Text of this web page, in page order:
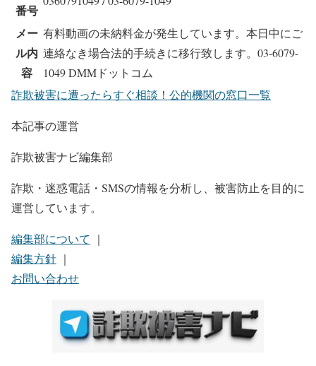
番号
メー
ル内
容
有料動画の未納料金が発生しています。本日中にご
連絡なき場合法的手続きに移行致します。03-6079-
1049 DMMドットコム
詐欺被害に遭ったらすぐ相談！公的機関の窓口一覧
本記事の運営
詐欺被害ナビ編集部
詐欺・迷惑電話・SMSの情報を分析し、被害防止を目的に
運営しています。
編集部について ｜
編集方針 ｜
お問い合わせ